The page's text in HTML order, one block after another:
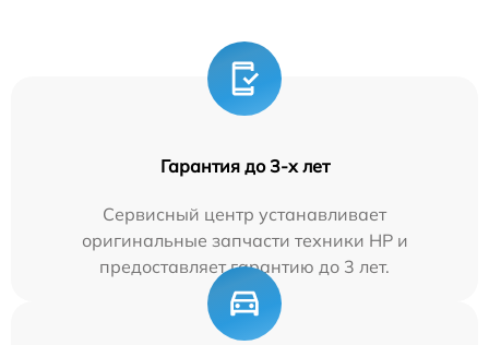
Гарантия до 3-х лет
Сервисный центр устанавливает
оригинальные запчасти техники HP и
предоставляет гарантию до 3 лет.